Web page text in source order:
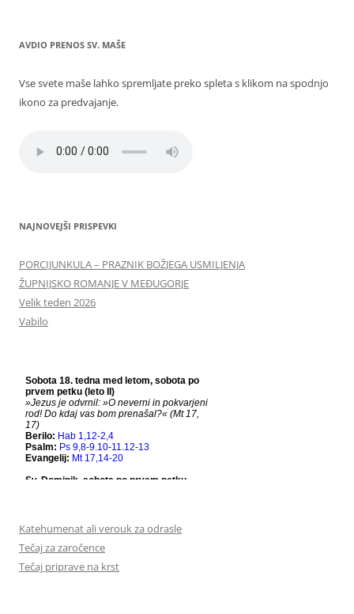
AVDIO PRENOS SV. MAŠE
Vse svete maše lahko spremljate preko spleta s klikom na spodnjo
ikono za predvajanje.
NAJNOVEJŠI PRISPEVKI
PORCIJUNKULA – PRAZNIK BOŽJEGA USMILJENJA
ŽUPNIJSKO ROMANJE V MEĐUGORJE
Velik teden 2026
Vabilo
Katehumenat ali verouk za odrasle
Tečaj za zaročence
Tečaj priprave na krst